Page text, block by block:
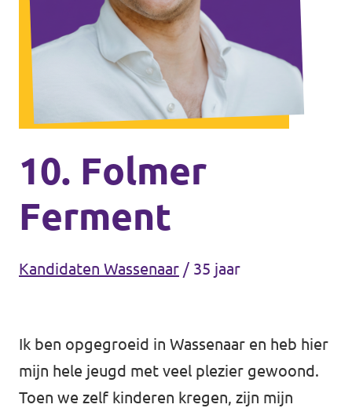
Communities
Delft
Den Haag
Leiden
Leidschendam-Voorburg
Afdelingsbesturen
Agenda
10. Folmer
Ferment
Kandidaten Wassenaar / 35 jaar
Ik ben opgegroeid in Wassenaar en heb hier
mijn hele jeugd met veel plezier gewoond.
Toen we zelf kinderen kregen, zijn mijn